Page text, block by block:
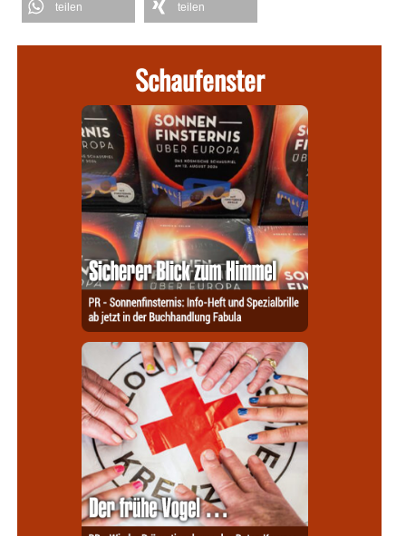
teilen teilen
Schaufenster